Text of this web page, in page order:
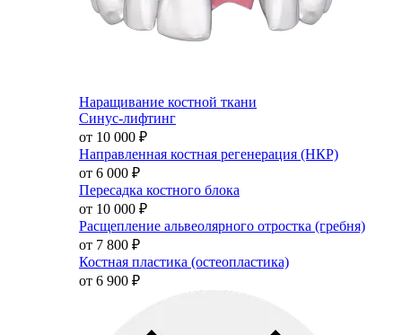
Наращивание костной ткани
Синус-лифтинг
от 10 000 ₽
Направленная костная регенерация (НКР)
от 6 000 ₽
Пересадка костного блока
от 10 000 ₽
Расщепление альвеолярного отростка (гребня)
от 7 800 ₽
Костная пластика (остеопластика)
от 6 900 ₽